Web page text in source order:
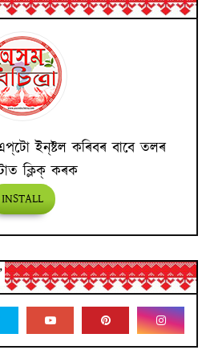
এপ্‌টো ইন্‌ষ্টল কৰিবৰ বাবে তলৰ
ক্লিক্ কৰক
INSTALL